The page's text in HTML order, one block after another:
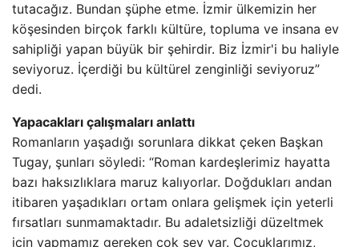
tutacağız. Bundan şüphe etme. İzmir ülkemizin her
köşesinden birçok farklı kültüre, topluma ve insana ev
sahipliği yapan büyük bir şehirdir. Biz İzmir'i bu haliyle
seviyoruz. İçerdiği bu kültürel zenginliği seviyoruz”
dedi.
Yapacakları çalışmaları anlattı
Romanların yaşadığı sorunlara dikkat çeken Başkan
Tugay, şunları söyledi: “Roman kardeşlerimiz hayatta
bazı haksızlıklara maruz kalıyorlar. Doğdukları andan
itibaren yaşadıkları ortam onlara gelişmek için yeterli
fırsatları sunmamaktadır. Bu adaletsizliği düzeltmek
için yapmamız gereken çok şey var. Çocuklarımız,